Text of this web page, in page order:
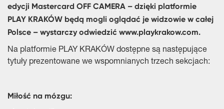
edycji Mastercard OFF CAMERA – dzięki platformie
PLAY KRAKÓW będą mogli oglądać je widzowie w całej
Polsce – wystarczy odwiedzić www.playkrakow.com.
Na platformie PLAY KRAKÓW dostępne są następujące
tytuły prezentowane we wspomnianych trzech sekcjach:
Miłość na mózgu: